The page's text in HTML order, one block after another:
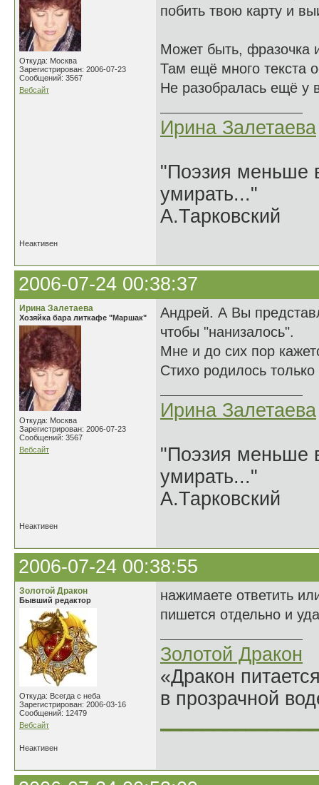
Откуда: Москва
Зарегистрирован: 2006-07-23
Сообщений: 3567
Вебсайт
побить твою карту и
Может быть, фразочка
Там ещё много текста
Не разобралась ещё у
Ирина Залетаева
"Поэзия меньше
умирать..."
А.Тарковский
Неактивен
2006-07-24 00:38:37
Ирина Залетаева
Хозяйка бара литкафе "Маршак"
Откуда: Москва
Зарегистрирован: 2006-07-23
Сообщений: 3567
Вебсайт
Андрей. А Вы
чтобы "нанизалось".
Мне и до сих пор
Стихо родилось
Ирина Залетаева
"Поэзия меньше
умирать..."
А.Тарковский
Неактивен
2006-07-24 00:38:55
Золотой Дракон
Бывший редактор
Откуда: Всегда с неба
Зарегистрирован: 2006-03-16
Сообщений: 12479
Вебсайт
нажимаете ответить
пишется отдельно и
Золотой Дракон
«Дракон
в прозрачной
Неактивен